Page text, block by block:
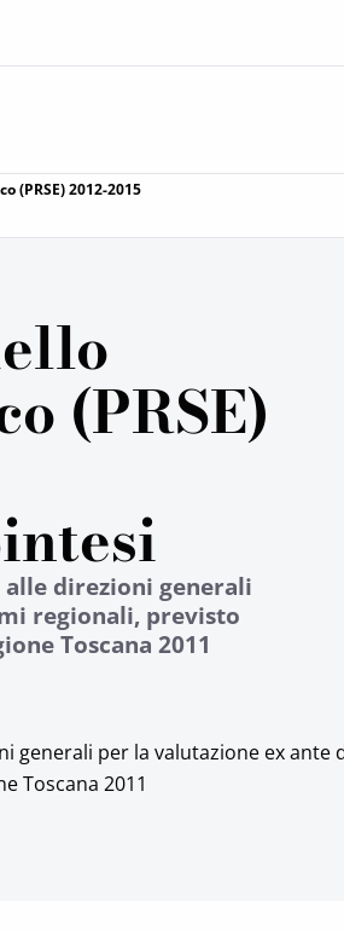
(PRSE) 2012-2015
(PRSE)
direzioni generali
regionali, previsto
Toscana 2011
generali per la valutazione ex ante
Toscana 2011